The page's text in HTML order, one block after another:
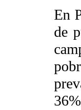
En
de